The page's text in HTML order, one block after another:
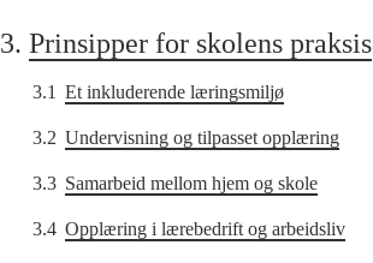
3. Prinsipper for skolens praksis
3.1 Et inkluderende læringsmiljø
3.2 Undervisning og tilpasset opplæring
3.3 Samarbeid mellom hjem og skole
3.4 Opplæring i lærebedrift og arbeidsliv